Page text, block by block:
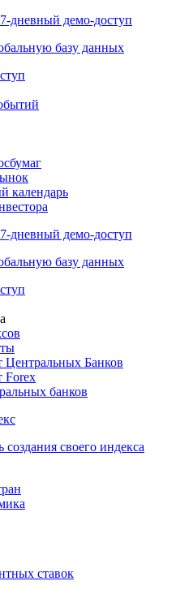
7-дневный демо-доступ
базу данных
календарь
7-дневный демо-доступ
базу данных
Центральных Банков
Forex
банков
своего индекса
ставок